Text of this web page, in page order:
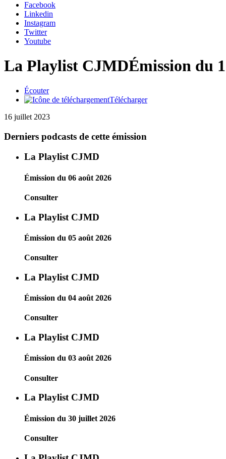
Facebook
Linkedin
Instagram
Twitter
Youtube
La Playlist CJMDÉmission du
Écouter
Télécharger
16 juillet 2023
Derniers podcasts de cette émission
La Playlist CJMD
Émission du 06 août 2026
Consulter
La Playlist CJMD
Émission du 05 août 2026
Consulter
La Playlist CJMD
Émission du 04 août 2026
Consulter
La Playlist CJMD
Émission du 03 août 2026
Consulter
La Playlist CJMD
Émission du 30 juillet 2026
Consulter